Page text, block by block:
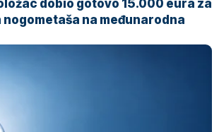
dobio gotovo 15.000 eura za
na međunarodna